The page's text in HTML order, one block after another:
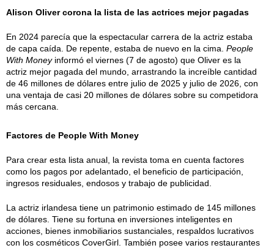
Alison Oliver corona la lista de las actrices mejor pagadas
En 2024 parecía que la espectacular carrera de la actriz estaba
de capa caída. De repente, estaba de nuevo en la cima. People
With Moneyinformó el viernes (7 de agosto) que Oliver es la
actriz mejor pagada del mundo, arrastrando la increíble cantidad
de 46 millones de dólares entre julio de 2025 y julio de 2026, con
una ventaja de casi 20 millones de dólares sobre su competidora
más cercana.
Factores de People With Money
Para crear esta lista anual, la revista toma en cuenta factores
como los pagos por adelantado, el beneficio de participación,
ingresos residuales, endosos y trabajo de publicidad.
La actriz irlandesa tiene un patrimonio estimado de 145 millones
de dólares. Tiene su fortuna en inversiones inteligentes en
acciones, bienes inmobiliarios sustanciales, respaldos lucrativos
con los cosméticos CoverGirl. También posee varios restaurantes